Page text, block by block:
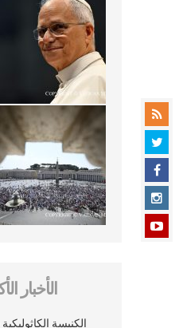
الأخبار
الكنيسة